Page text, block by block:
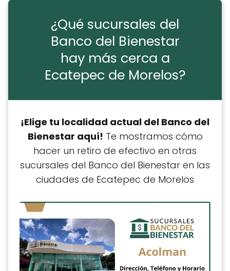
¿Qué sucursales del
Banco del Bienestar
hay más cerca a
Ecatepec de Morelos?
¡Elige tu localidad actual del Banco del
Bienestar aquí! Te mostramos cómo
hacer un retiro de efectivo en otras
sucursales del Banco del Bienestar en las
ciudades de Ecatepec de Morelos